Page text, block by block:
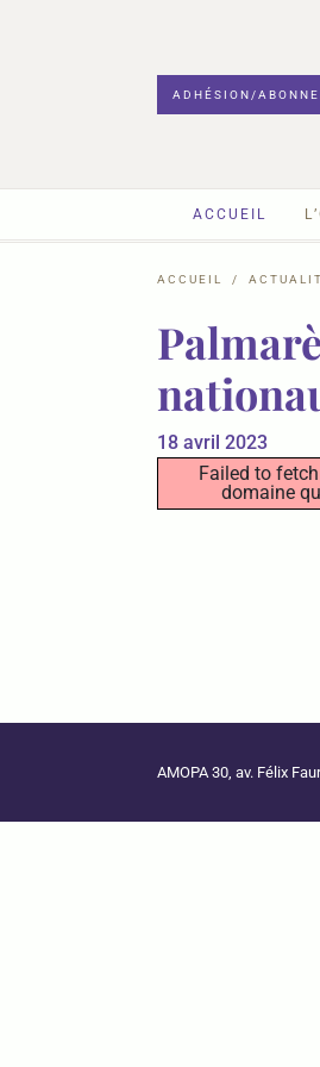
ADHÉSION/
ACCUEIL
ACCUEIL
18 avril 2023
Failed to
domaine
AMOPA 30, av. Félix